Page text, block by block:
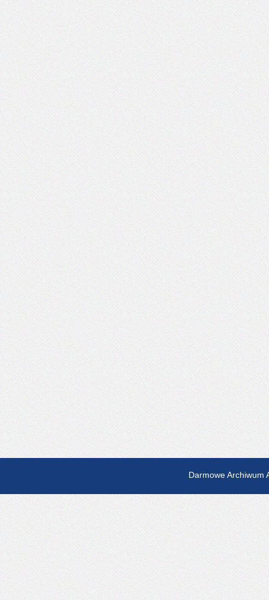
Darmowe Archiwum